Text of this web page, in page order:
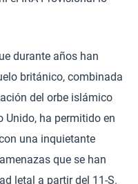
durante años han
británico, combinada
del orbe islámico
Unido, ha permitido en
una inquietante
que se han
letal a partir del 11-S.